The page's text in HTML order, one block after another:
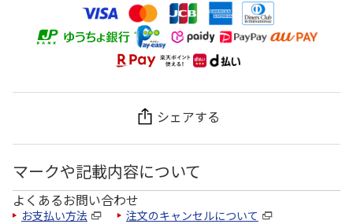
シェアする
マークや記載内容について
よくあるお問い合わせ
お支払い方法 注文のキャンセルについて